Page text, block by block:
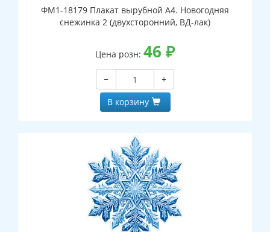
ФМ1-18179 Плакат вырубной А4. Новогодняя
снежинка 2 (двухсторонний, ВД-лак)
Цена розн: 46 ₽
−
+
В корзину